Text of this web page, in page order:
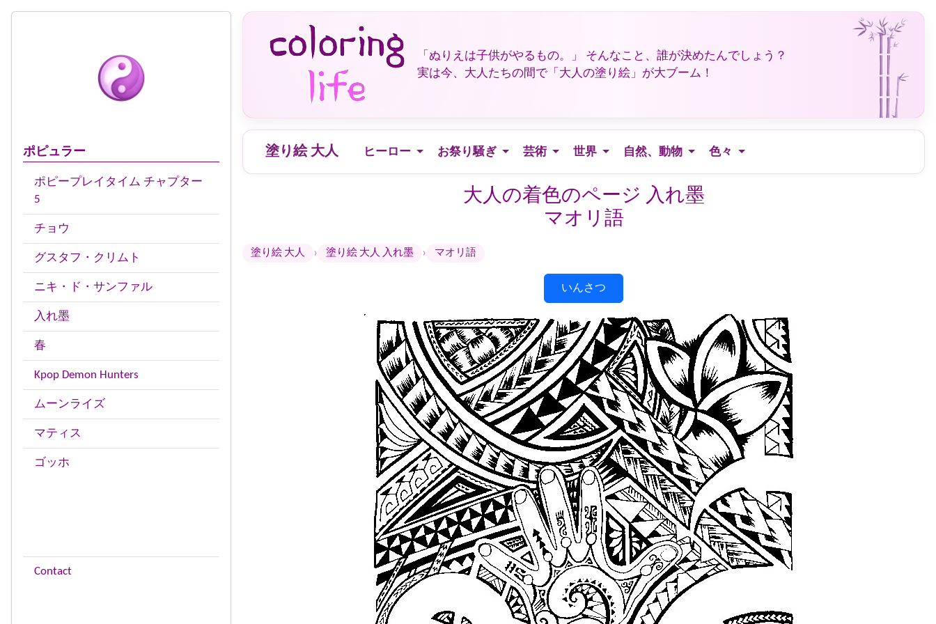
ポピュラー
ポピープレイタイム チャプター
5
チョウ
グスタフ・クリムト
ニキ・ド・サンファル
入れ墨
春
Kpop Demon Hunters
ムーンライズ
マティス
ゴッホ
Contact
「ぬりえは子供がやるもの。」 そんなこと、誰が決めたんでしょう？
実は今、大人たちの間で「大人の塗り絵」が大ブーム！
塗り絵 大人 ヒーロー お祭り騒ぎ 芸術 世界 自然、動物 色々
大人の着色のページ 入れ墨
マオリ語
塗り絵 大人 › 塗り絵 大人 入れ墨 › マオリ語
いんさつ